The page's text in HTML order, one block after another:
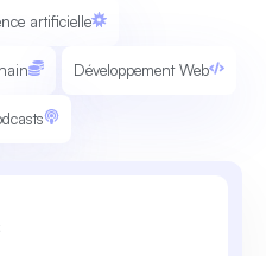
artificielle
Développement Web